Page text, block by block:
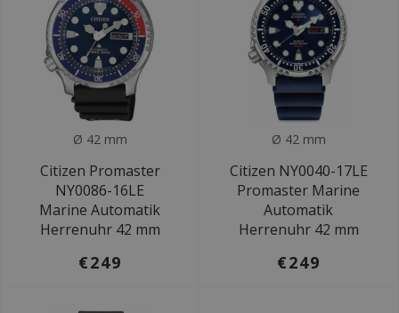
Ø 42 mm
Citizen Promaster
NY0086-16LE
Marine Automatik
Herrenuhr 42 mm
€249
Ø 42 mm
Citizen NY0040-17LE
Promaster Marine
Automatik
Herrenuhr 42 mm
€249